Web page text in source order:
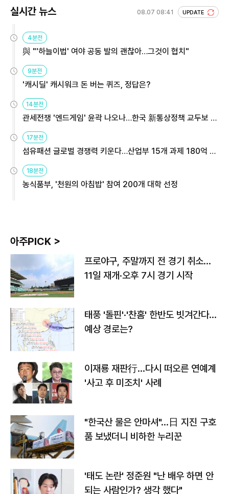
실시간 뉴스 08.07 08:41 UPDATE
4분전
與 "'하늘이법' 여야 공동 발의 괜찮아…그것이 협치"
9분전
'캐시딜' 캐시워크 돈 버는 퀴즈, 정답은?
14분전
관세전쟁 '엔드게임' 윤곽 나오나…한국 新통상정책 교두보 활
17분전
섬유패션 글로벌 경쟁력 키운다…산업부 15개 과제 180억 지
18분전
농식품부, '천원의 아침밥' 참여 200개 대학 선정
아주PICK >
프로야구, 주말까지 전 경기 취소…
11일 재개·오후 7시 경기 시작
태풍 '돌핀'·'찬홈' 한반도 빗겨간다…
예상 경로는?
이재룡 재판行…다시 떠오른 연예계
'사고 후 미조치' 사례
"한국산 물은 안마셔"…日 지진 구호
품 보냈더니 비하한 누리꾼
'태도 논란' 정준원 "난 배우 하면 안
되는 사람인가? 생각 했다"